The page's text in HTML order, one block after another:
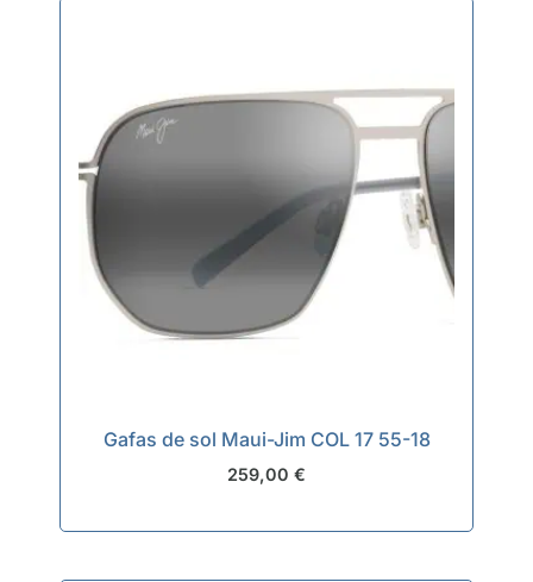
Gafas de sol Maui-Jim COL 17 55-18
259,00 €